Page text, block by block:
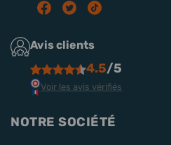
Avis clients
4.5/5
Voir les avis vérifiés
NOTRE SOCIÉTÉ